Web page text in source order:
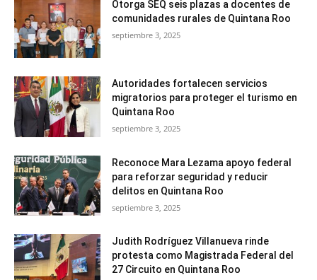
Otorga SEQ seis plazas a docentes de
comunidades rurales de Quintana Roo
septiembre 3, 2025
Autoridades fortalecen servicios
migratorios para proteger el turismo en
Quintana Roo
septiembre 3, 2025
Reconoce Mara Lezama apoyo federal
para reforzar seguridad y reducir
delitos en Quintana Roo
septiembre 3, 2025
Judith Rodríguez Villanueva rinde
protesta como Magistrada Federal del
27 Circuito en Quintana Roo